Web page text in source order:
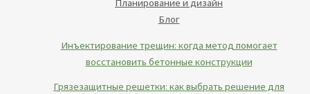
Планирование и дизайн
Блог
Инъектирование трещин: когда метод помогает
восстановить бетонные конструкции
Грязезащитные решетки: как выбрать решение для